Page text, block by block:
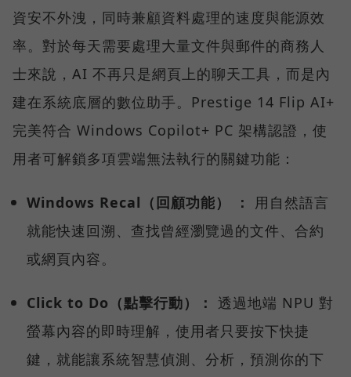
資安不外洩，同時兼顧資料處理的速度與能源效
率。對於每天需要處理大量文件與郵件的商務人
士來說，AI 不再只是網頁上的聊天工具，而是內
建在系統底層的數位助手。Prestige 14 Flip AI+
完美符合 Windows Copilot+ PC 架構認證，使
用者可解鎖多項雲端無法執行的關鍵功能：
Windows Recal（回顧功能） ：
用自然語言
就能快速回溯、查找曾經瀏覽過的文件、合約
或網頁內容。
Click to Do（點擊行動）： 透過地端 NPU 對
螢幕內容的即時理解，使用者只要按下快捷
鍵，就能讓系統智慧偵測、分析，預測你的下